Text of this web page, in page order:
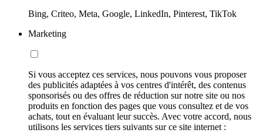
Bing, Criteo, Meta, Google, LinkedIn, Pinterest, TikTok
Marketing
Si vous acceptez ces services, nous pouvons vous proposer
des publicités adaptées à vos centres d'intérêt, des contenus
sponsorisés ou des offres de réduction sur notre site ou nos
produits en fonction des pages que vous consultez et de vos
achats, tout en évaluant leur succès. Avec votre accord, nous
utilisons les services tiers suivants sur ce site internet :